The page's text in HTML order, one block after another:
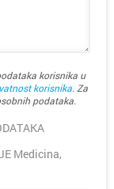
korisnika u
korisnika. Za
podataka.
Medicina,